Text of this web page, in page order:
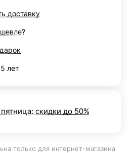
доставку
лет
скидки до 50%
только для интернет-магазина